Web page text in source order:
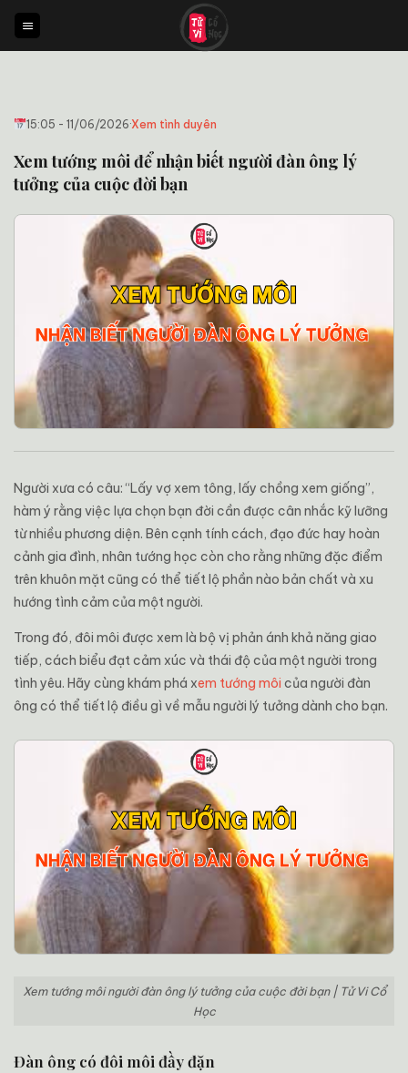
qua
nội
15:05 - 11/06/2026·Xem tình duyên
Xem tướng môi để nhận biết người đàn ông lý
tưởng của cuộc đời bạn
Người xưa có câu: “Lấy vợ xem tông, lấy chồng xem giống”,
hàm ý rằng việc lựa chọn bạn đời cần được cân nhắc kỹ lưỡng
từ nhiều phương diện. Bên cạnh tính cách, đạo đức hay hoàn
cảnh gia đình, nhân tướng học còn cho rằng những đặc điểm
trên khuôn mặt cũng có thể tiết lộ phần nào bản chất và xu
hướng tình cảm của một người.
Trong đó, đôi môi được xem là bộ vị phản ánh khả năng giao
tiếp, cách biểu đạt cảm xúc và thái độ của một người trong
tình yêu. Hãy cùng khám phá xem tướng môi của người đàn
ông có thể tiết lộ điều gì về mẫu người lý tưởng dành cho bạn.
Xem tướng môi người đàn ông lý tưởng của cuộc đời bạn | Tử Vi Cổ
Học
Đàn ông có đôi môi đầy đặn